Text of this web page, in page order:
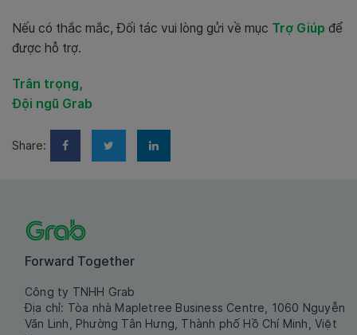
Nếu có thắc mắc, Đối tác vui lòng gửi về mục Trợ Giúp để
được hỗ trợ.
Trân trọng,
Đội ngũ Grab
Share:
Forward Together
Công ty TNHH Grab
Địa chỉ: Tòa nhà Mapletree Business Centre, 1060 Nguyễn
Văn Linh, Phường Tân Hưng, Thành phố Hồ Chí Minh, Việt